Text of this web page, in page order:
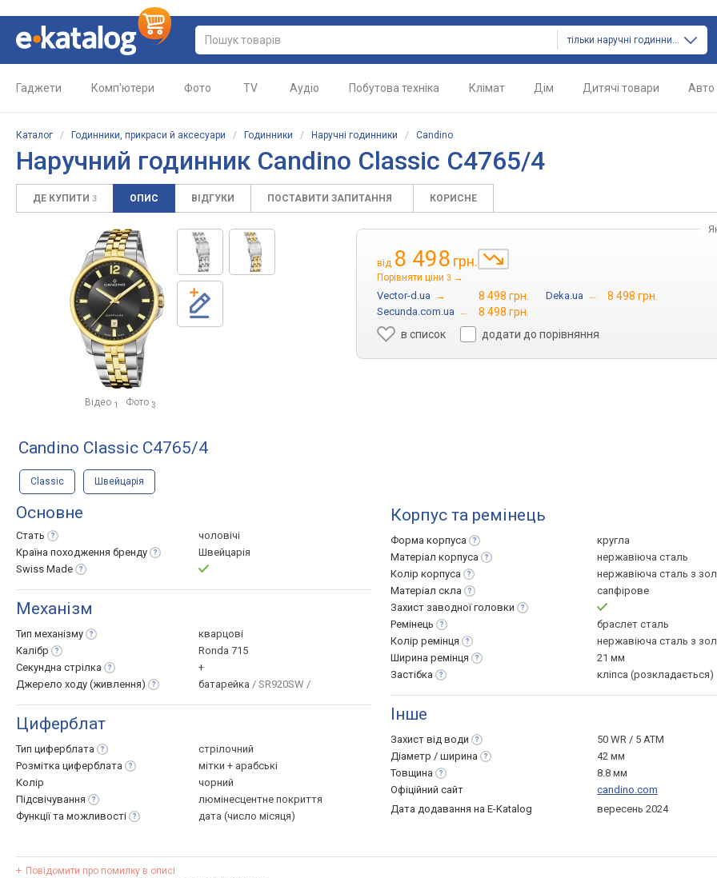
тільки наручні годинники
Гаджети Комп'ютери Фото TV Аудіо Побутова техніка Клімат Дім Дитячі товари Авто
Каталог / Годинники, прикраси й аксесуари / Годинники / Наручні годинники / Candino
Наручний годинник Candino Classic C4765/4
ДЕ КУПИТИ 3 ОПИС ВІДГУКИ ПОСТАВИТИ ЗАПИТАННЯ КОРИСНЕ
Відео 1 Фото 3
від 8 498 грн.
Порівняти ціни 3 →
Vector-d.ua → 8 498 грн. Deka.ua → 8 498 грн.
Secunda.com.ua →
8 498 грн.
в список
додати до порівняння
Candino Classic C4765/4
Classic Швейцарія
Основне
Стать
чоловічі
Країна походження бренду
Швейцарія
Swiss Made
Механізм
Тип механізму
кварцові
Калібр
Ronda 715
Секундна стрілка
+
Джерело ходу (живлення) батарейка / SR920SW /
Циферблат
Тип циферблата
стрілочний
Розмітка циферблата
мітки + арабські
Колір
чорний
Підсвічування
люмінесцентне покриття
Функції та можливості дата (число місяця)
Корпус та ремінець
Форма корпуса
кругла
Матеріал корпуса
нержавіюча сталь
Колір корпуса
нержавіюча сталь з
Матеріал скла
сапфірове
Захист заводноїголовки
Ремінець
браслет сталь
Колір ремінця
нержавіюча сталь з
Ширина ремінця
21 мм
Застібка
кліпса (розкладається)
Інше
Захист від води
50 WR / 5 ATM
Діаметр / ширина
42 мм
Товщина
8.8 мм
Офіційний сайт
candino.com
Дата додавання на E-Katalog
вересень 2024
Повідомити про помилку в описі